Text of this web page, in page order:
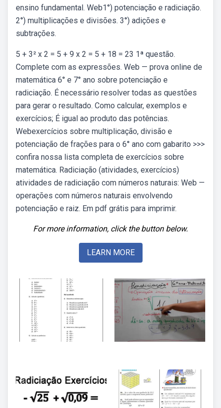
ensino fundamental. Web1°) potenciação e radiciação.
2°) multiplicações e divisões. 3°) adições e
subtrações.
5 + 3² x 2 = 5 + 9 x 2 = 5 + 18 = 23 1ª questão.
Complete com as expressões. Web — prova online de
matemática 6° e 7° ano sobre potenciação e
radiciação. É necessário resolver todas as questões
para gerar o resultado. Como calcular, exemplos e
exercícios; É igual ao produto das potências.
Webexercícios sobre multiplicação, divisão e
potenciação de frações para o 6° ano com gabarito >>>
confira nossa lista completa de exercícios sobre
matemática. Radiciação (atividades, exercícios)
atividades de radiciação com números naturais: Web —
operações com números naturais envolvendo
potenciação e raiz. Em pdf grátis para imprimir.
For more information, click the button below.
LEARN MORE